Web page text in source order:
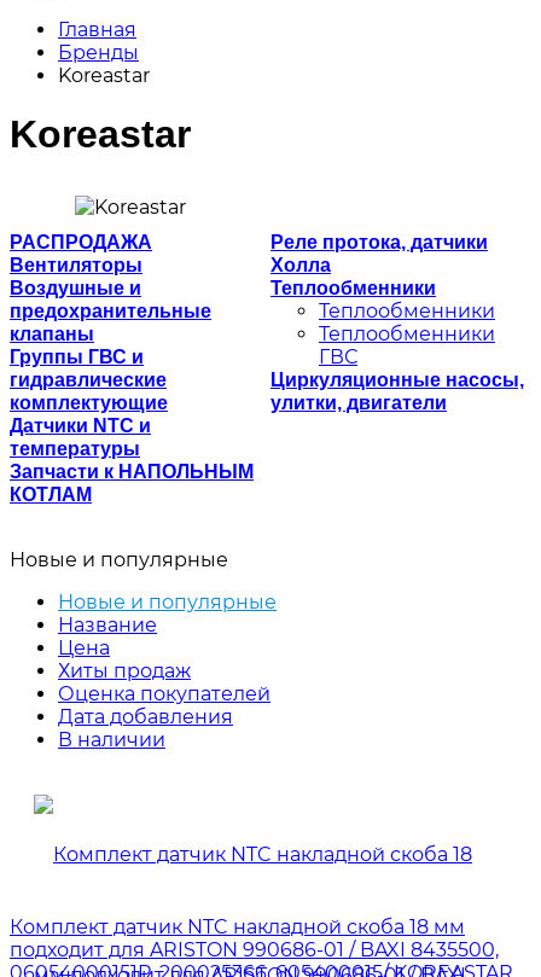
Главная
Бренды
Koreastar
Koreastar
РАСПРОДАЖА
Вентиляторы
Воздушные и
предохранительные
клапаны
Группы ГВС и
гидравлические
комплектующие
Датчики NTC и
температуры
Запчасти к НАПОЛЬНЫМ
КОТЛАМ
Реле протока, датчики
Холла
Теплообменники
Теплообменники
Теплообменники
ГВС
Циркуляционные насосы,
улитки, двигатели
Новые и популярные
Новые и популярные
Название
Цена
Хиты продаж
Оценка покупателей
Дата добавления
В наличии
Комплект датчик NTC накладной скоба 18 мм
подходит для ARISTON 990686-01 / BAXI 8435500,